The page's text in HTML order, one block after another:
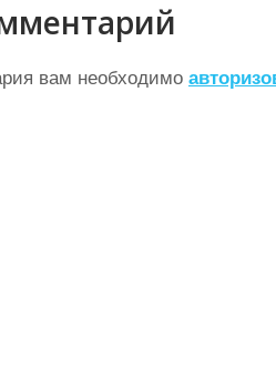
вам необходимо